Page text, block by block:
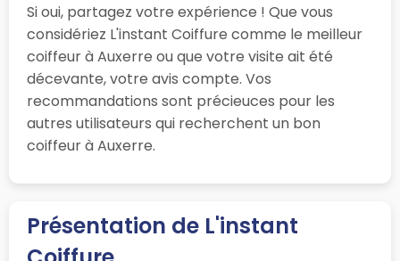
Si oui, partagez votre expérience ! Que vous
considériez L'instant Coiffure comme le meilleur
coiffeur à Auxerre ou que votre visite ait été
décevante, votre avis compte. Vos
recommandations sont précieuces pour les
autres utilisateurs qui recherchent un bon
coiffeur à Auxerre.
Présentation de L'instant